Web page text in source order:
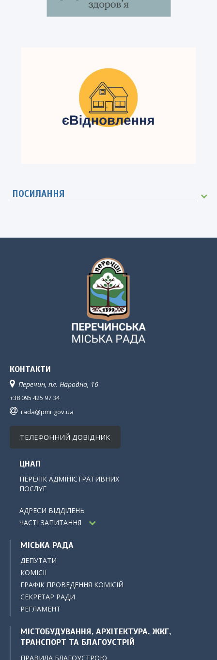
ПОСИЛАННЯ
КОНТАКТИ
Перечин, пл. Народна, 16
+38 095 425 97 34
rada@pmr.gov.ua
ТЕЛЕФОННИЙ ДОВІДНИК
ЦНАП
ПЕРЕЛІК АДМІНІСТРАТИВНИХ
ПОСЛУГ
АДРЕСИ ВІДДІЛЕНЬ
ЧАСТІ ЗАПИТАННЯ
МІСЬКА РАДА
ДЕПУТАТИ
КОМІСІЇ
ГРАФІК ПРОВЕДЕННЯ КОМІСІЙ
СЕКРЕТАР РАДИ
РЕГЛАМЕНТ
МІСТОБУДУВАННЯ, АРХІТЕКТУРА, ЖКГ,
ТРАНСПОРТ ТА БЛАГОУСТРІЙ
ПРАВИЛА БЛАГОУСТРОЮ